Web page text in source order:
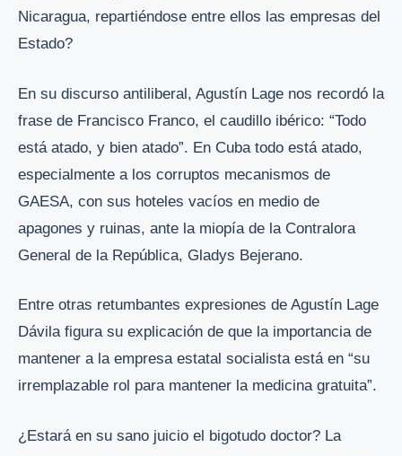
Nicaragua, repartiéndose entre ellos las empresas del
Estado?
En su discurso antiliberal, Agustín Lage nos recordó la
frase de Francisco Franco, el caudillo ibérico: “Todo
está atado, y bien atado”. En Cuba todo está atado,
especialmente a los corruptos mecanismos de
GAESA, con sus hoteles vacíos en medio de
apagones y ruinas, ante la miopía de la Contralora
General de la República, Gladys Bejerano.
Entre otras retumbantes expresiones de Agustín Lage
Dávila figura su explicación de que la importancia de
mantener a la empresa estatal socialista está en “su
irremplazable rol para mantener la medicina gratuita”.
¿Estará en su sano juicio el bigotudo doctor? La